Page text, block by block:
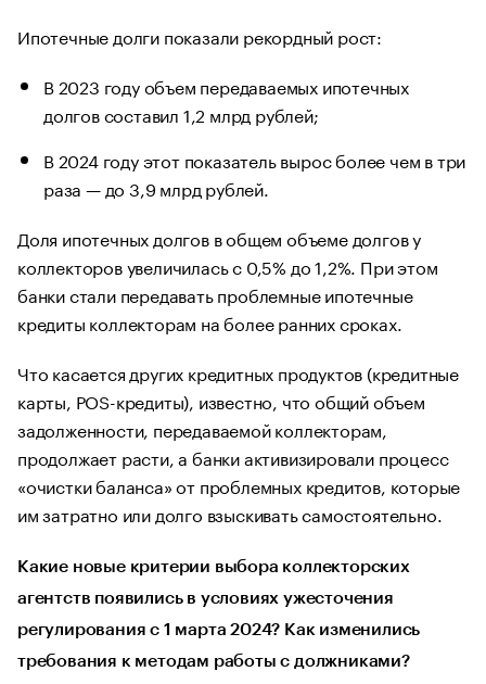
Ипотечные долги показали рекордный рост:
В 2023 году объем передаваемых ипотечных
долгов составил 1,2 млрд рублей;
В 2024 году этот показатель вырос более чем в три
раза — до 3,9 млрд рублей.
Доля ипотечных долгов в общем объеме долгов у
коллекторов увеличилась с 0,5% до 1,2%. При этом
банки стали передавать проблемные ипотечные
кредиты коллекторам на более ранних сроках.
Что касается других кредитных продуктов (кредитные
карты, POS-кредиты), известно, что общий объем
задолженности, передаваемой коллекторам,
продолжает расти, а банки активизировали процесс
«очистки баланса» от проблемных кредитов, которые
им затратно или долго взыскивать самостоятельно.
Какие новые критерии выбора коллекторских
агентств появились в условиях ужесточения
регулирования с 1 марта 2024? Как изменились
требования к методам работы с должниками?